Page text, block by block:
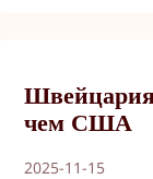
Швейцария
чем США
2025-11-15